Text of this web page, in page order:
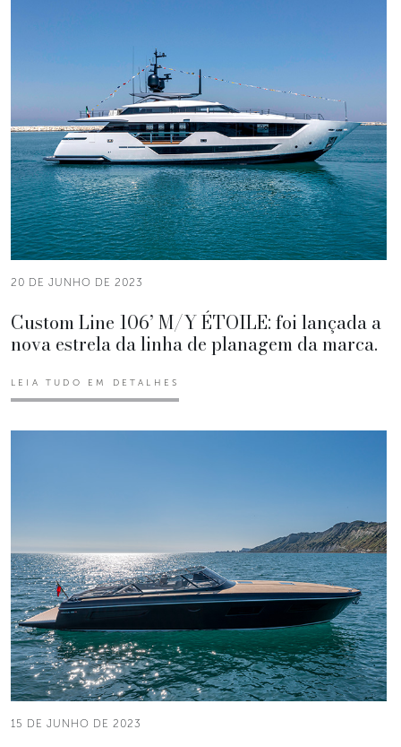
20 DE JUNHO DE 2023
Custom Line 106’ M/Y ÉTOILE: foi lançada a
nova estrela da linha de planagem da marca.
LEIA TUDO EM DETALHES
15 DE JUNHO DE 2023